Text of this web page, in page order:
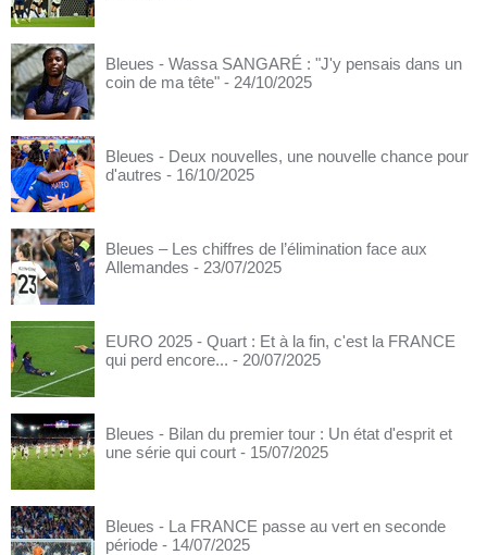
Bleues - Wassa SANGARÉ : "J'y pensais dans un
coin de ma tête" - 24/10/2025
Bleues - Deux nouvelles, une nouvelle chance pour
d'autres - 16/10/2025
Bleues – Les chiffres de l’élimination face aux
Allemandes - 23/07/2025
EURO 2025 - Quart : Et à la fin, c'est la FRANCE
qui perd encore... - 20/07/2025
Bleues - Bilan du premier tour : Un état d'esprit et
une série qui court - 15/07/2025
Bleues - La FRANCE passe au vert en seconde
période - 14/07/2025